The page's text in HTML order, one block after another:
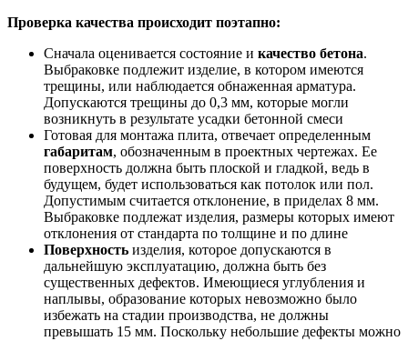
Проверка качества происходит поэтапно:
Сначала оценивается состояние и качество бетона.
Выбраковке подлежит изделие, в котором имеются
трещины, или наблюдается обнаженная арматура.
Допускаются трещины до 0,3 мм, которые могли
возникнуть в результате усадки бетонной смеси
Готовая для монтажа плита, отвечает определенным
габаритам, обозначенным в проектных чертежах. Ее
поверхность должна быть плоской и гладкой, ведь в
будущем, будет использоваться как потолок или пол.
Допустимым считается отклонение, в приделах 8 мм.
Выбраковке подлежат изделия, размеры которых имеют
отклонения от стандарта по толщине и по длине
Поверхность изделия, которое допускаются в
дальнейшую эксплуатацию, должна быть без
существенных дефектов. Имеющиеся углубления и
наплывы, образование которых невозможно было
избежать на стадии производства, не должны
превышать 15 мм. Поскольку небольшие дефекты можно